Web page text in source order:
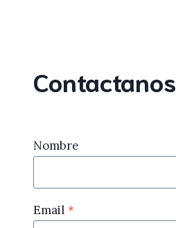
Contactanos
Nombre
Email *